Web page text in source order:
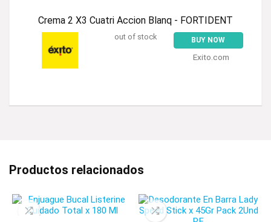
Crema 2 X3 Cuatri Accion Blanq - FORTIDENT
out of stock BUY NOW
Exito.com
Productos relacionados